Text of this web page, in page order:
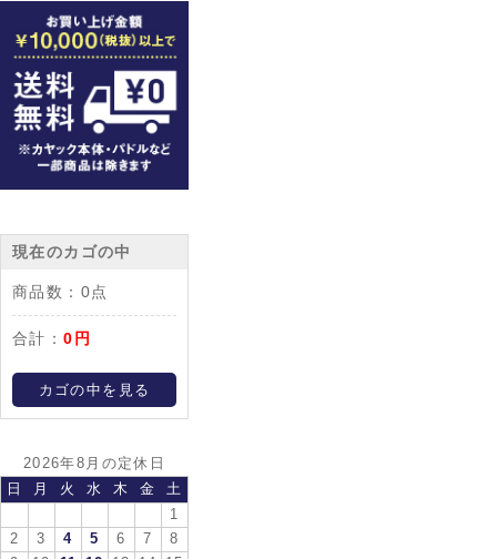
現在のカゴの中
商品数： 0点
合計：0円
カゴの中を見る
2026年8月の定休日
日
月 火 水 木 金
土
1
2
3 4 5 6 7
8